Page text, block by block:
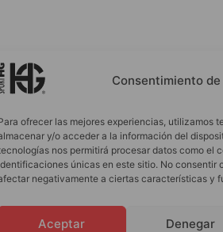
Consentimiento
ofrecer las mejores experiencias, utilizamos
y/o acceder a la información del
nos permitirá procesar datos como el
únicas en este sitio. No consentir
negativamente a ciertas características y
Aceptar Denegar